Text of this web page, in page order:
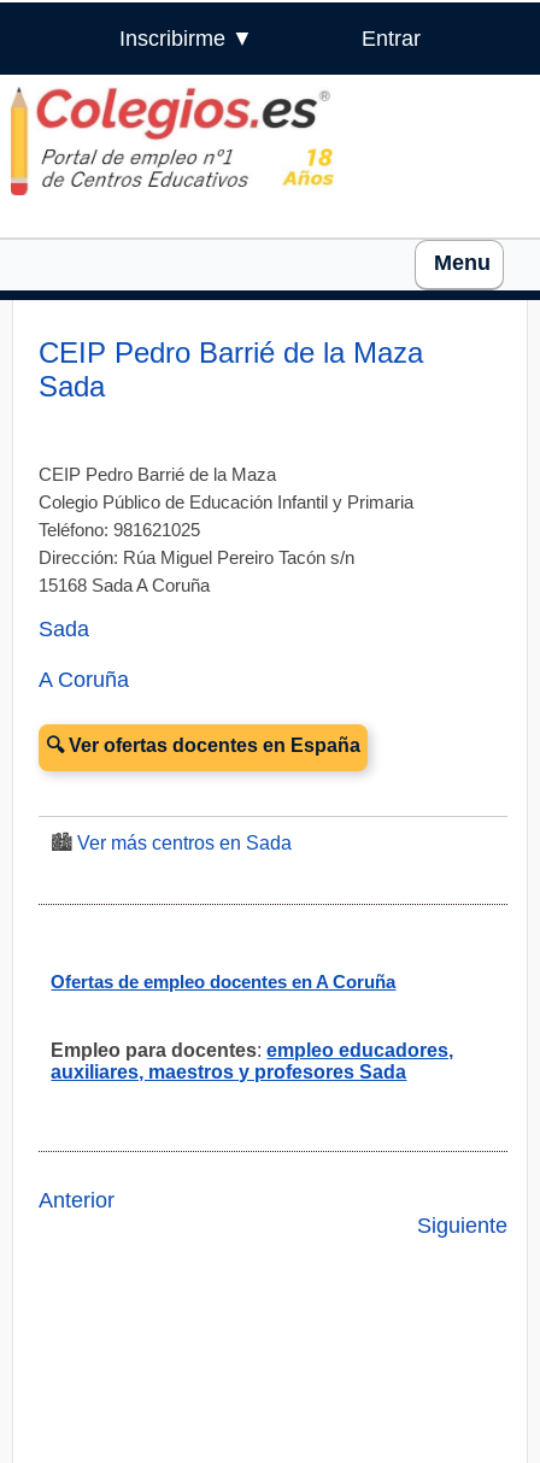
Inscribirme ▼ Entrar
Menu
CEIP Pedro Barrié de la Maza
Sada
CEIP Pedro Barrié de la Maza
Colegio Público de Educación Infantil y Primaria
Teléfono: 981621025
Dirección: Rúa Miguel Pereiro Tacón s/n
15168 Sada A Coruña
Sada
A Coruña
🔍 Ver ofertas docentes en España
🏙️Ver más centros en Sada
Ofertas de empleo docentes en A Coruña
Empleo para docentes:empleo educadores,
auxiliares, maestros y profesores Sada
Anterior
Siguiente